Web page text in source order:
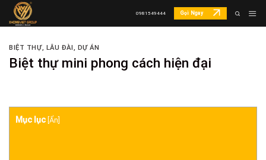
Skip
0981549444 Gọi Ngay
BIỆT THỰ, LÂU ĐÀI, DỰ ÁN
Biệt thự mini phong cách hiện đại
Mục lục Ẩn